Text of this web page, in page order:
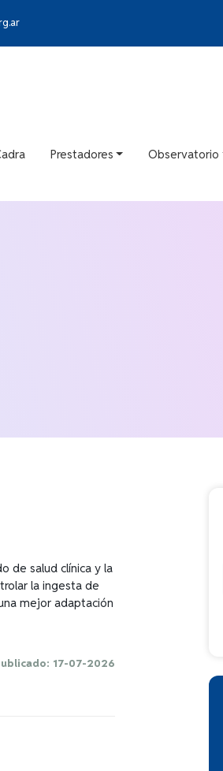
Prestadores Observatorio
de salud clínica y la
la ingesta de
mejor adaptación
17-07-2026